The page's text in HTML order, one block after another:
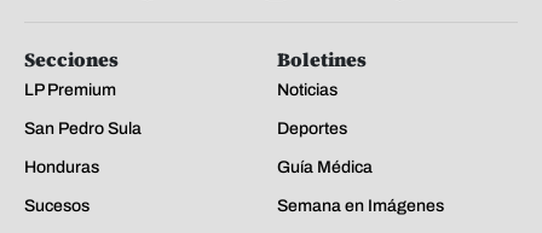
Secciones
LP Premium
San Pedro Sula
Honduras
Sucesos
Boletines
Noticias
Deportes
Guía Médica
Semana en Imágenes